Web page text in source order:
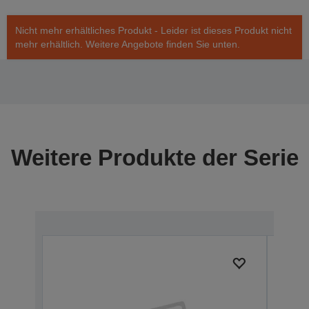
Nicht mehr erhältliches Produkt - Leider ist dieses Produkt nicht
mehr erhältlich. Weitere Angebote finden Sie unten.
Weitere Produkte der Serie